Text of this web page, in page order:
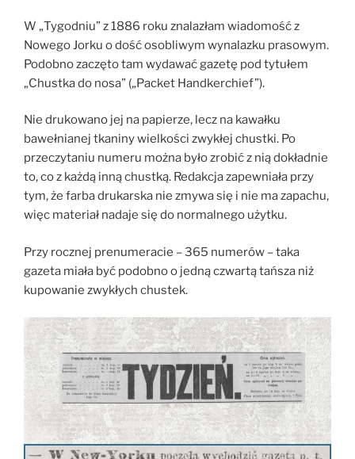
W „Tygodniu” z 1886 roku znalazłam wiadomość z
Nowego Jorku o dość osobliwym wynalazku prasowym.
Podobno zaczęto tam wydawać gazetę pod tytułem
„Chustka do nosa” („Packet Handkerchief”).
Nie drukowano jej na papierze, lecz na kawałku
bawełnianej tkaniny wielkości zwykłej chustki. Po
przeczytaniu numeru można było zrobić z nią dokładnie
to, co z każdą inną chustką. Redakcja zapewniała przy
tym, że farba drukarska nie zmywa się i nie ma zapachu,
więc materiał nadaje się do normalnego użytku.
Przy rocznej prenumeracie – 365 numerów – taka
gazeta miała być podobno o jedną czwartą tańsza niż
kupowanie zwykłych chustek.